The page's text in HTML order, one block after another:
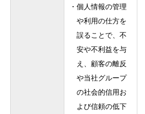
・ 個人情報の管理
や利用の仕方を
誤ることで、不
安や不利益を与
え、顧客の離反
や当社グループ
の社会的信用お
よび信頼の低下